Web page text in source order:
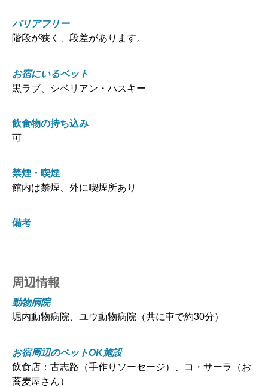
バリアフリー
階段が狭く、段差があります。
お宿にいるペット
黒ラブ、シベリアン・ハスキー
飲食物の持ち込み
可
禁煙・喫煙
館内は禁煙、外に喫煙所あり
備考
周辺情報
動物病院
堀内動物病院、ユウ動物病院（共に車で約30分）
お宿周辺のペットOK施設
飲食店：古志路（手作りソーセージ）、コ・サーラ（お
蕎麦屋さん）